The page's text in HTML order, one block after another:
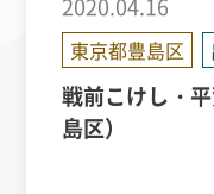
東京都豊島区
戦前こけし・
島区）